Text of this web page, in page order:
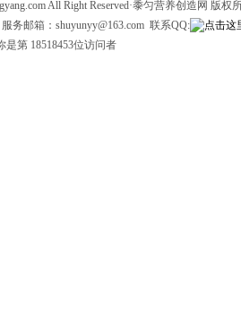
All Right Reserved·黍匀营养创造网 版权
务邮箱：shuyunyy@163.com 联系QQ:
是第 18518453位访问者